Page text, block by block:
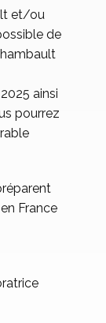
et/ou
de
ainsi
pourrez
France